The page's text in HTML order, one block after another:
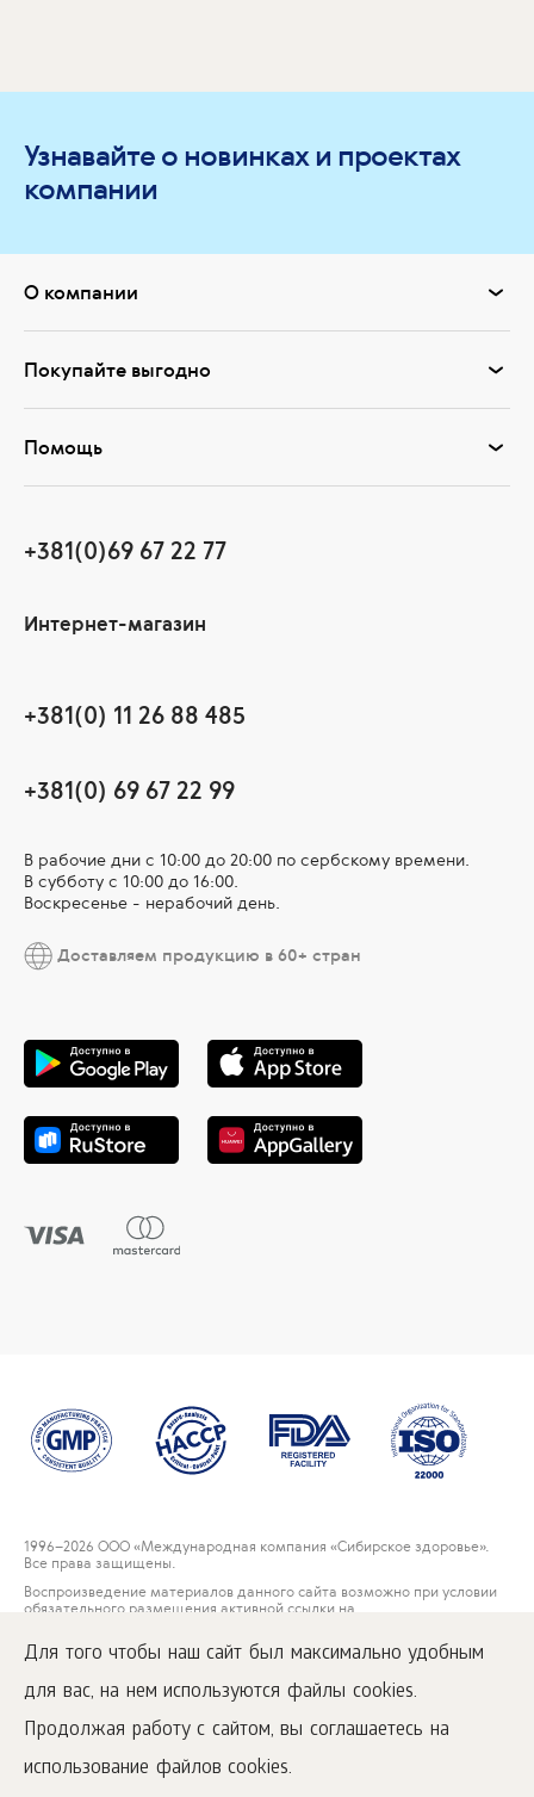
Для того чтобы наш сайт был максимально удобным
для вас, на нем используются файлы cookies.
Продолжая работу с сайтом, вы соглашаетесь на
использование файлов cookies.
Узнавайте о новинках и проектах
компании
О компании
Покупайте выгодно
Помощь
+381(0)69 67 22 77
Интернет-магазин
+381(0) 11 26 88 485
+381(0) 69 67 22 99
В рабочие дни c 10:00 до 20:00 по сербскому времени.
В субботу с 10:00 дo 16:00.
Воскресенье - нерабочий день.
Доставляем продукцию в 60+ стран
1996–2026 ООО «Международная компания «Сибирское здоровье».
Все права защищены.
Воспроизведение материалов данного сайта возможно при условии
обязательного размещения активной ссылки на
Контакты
Пользовательское соглашение
Политика конфиденциальности